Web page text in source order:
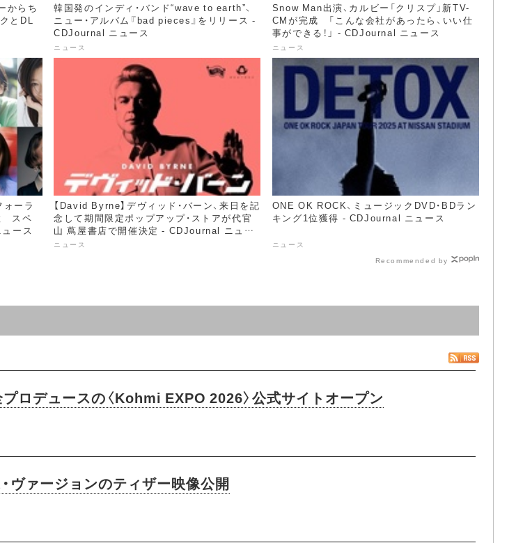
からち
とDL
韓国発のインディ・バンド“wave to earth”、
ニュー・アルバム『bad pieces』をリリース -
CDJournal ニュース
ニュース
Snow Man出演、カルビー「クリスプ」新TV-
CMが完成 「こんな会社があったら、いい仕
事ができる！」 - CDJournal ニュース
ニュース
ーラ
スペ
ース
【David Byrne】デヴィッド・バーン、来日を記
念して期間限定ポップアップ・ストアが代官
山 蔦屋書店で開催決定 - CDJournal ニュー
ス
ニュース
ONE OK ROCK、ミュージックDVD・BDラン
キング1位獲得 - CDJournal ニュース
ニュース
Recommended by
ロデュースの〈Kohmi EXPO 2026〉公式サイトオープン
ヴァージョンのティザー映像公開